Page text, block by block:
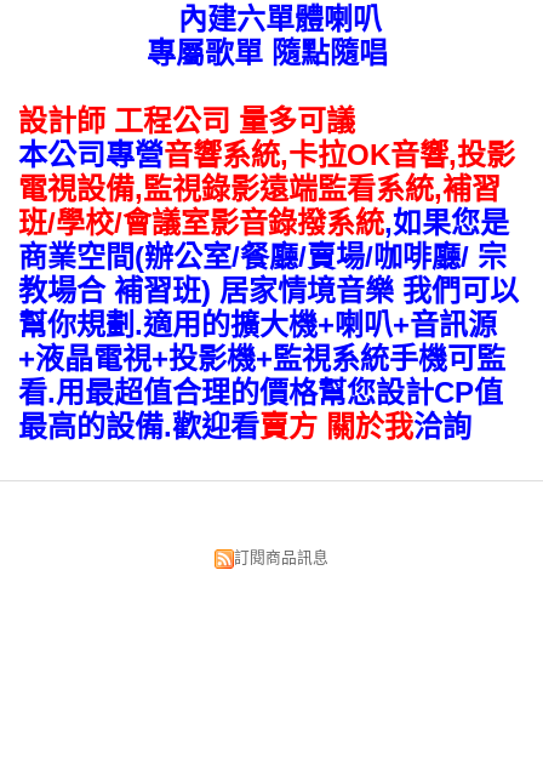
內建六單體喇叭
專屬歌單 隨點隨唱
設計師 工程公司 量多可議
本公司專營音響系統,卡拉OK音響,投影
電視設備,監視錄影遠端監看系統,補習
班/學校/會議室影音錄撥系統,如果您是
商業空間(辦公室/餐廳/賣場/咖啡廳/ 宗
教場合 補習班) 居家情境音樂 我們可以
幫你規劃.適用的擴大機+喇叭+音訊源
+液晶電視+投影機+監視系統手機可監
看.用最超值合理的價格幫您設計CP值
最高的設備.歡迎看賣方 關於我洽詢
訂閱商品訊息